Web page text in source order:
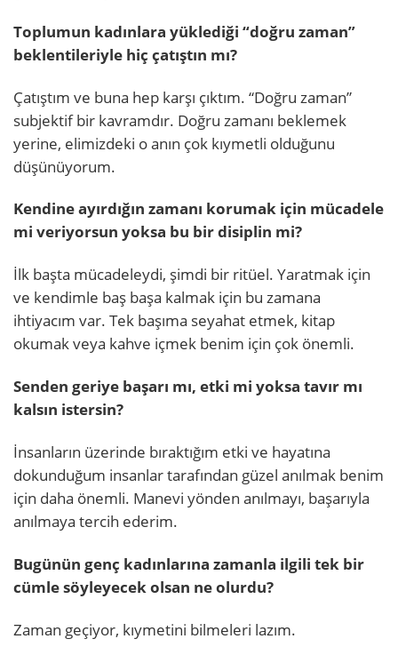
Toplumun kadınlara yüklediği “doğru zaman”
beklentileriyle hiç çatıştın mı?
Çatıştım ve buna hep karşı çıktım. “Doğru zaman”
subjektif bir kavramdır. Doğru zamanı beklemek
yerine, elimizdeki o anın çok kıymetli olduğunu
düşünüyorum.
Kendine ayırdığın zamanı korumak için mücadele
mi veriyorsun yoksa bu bir disiplin mi?
İlk başta mücadeleydi, şimdi bir ritüel. Yaratmak için
ve kendimle baş başa kalmak için bu zamana
ihtiyacım var. Tek başıma seyahat etmek, kitap
okumak veya kahve içmek benim için çok önemli.
Senden geriye başarı mı, etki mi yoksa tavır mı
kalsın istersin?
İnsanların üzerinde bıraktığım etki ve hayatına
dokunduğum insanlar tarafından güzel anılmak benim
için daha önemli. Manevi yönden anılmayı, başarıyla
anılmaya tercih ederim.
Bugünün genç kadınlarına zamanla ilgili tek bir
cümle söyleyecek olsan ne olurdu?
Zaman geçiyor, kıymetini bilmeleri lazım.